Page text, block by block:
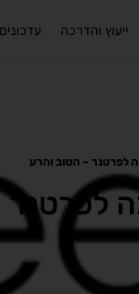
ייעוץ והדרכה עדכונים